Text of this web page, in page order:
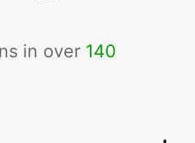
in over 140